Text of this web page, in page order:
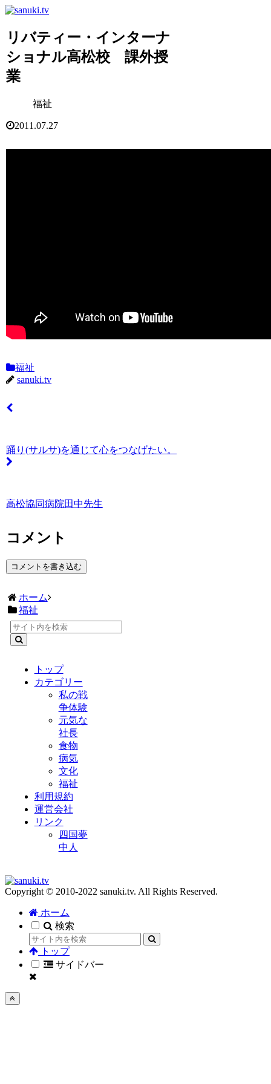
リバティー・インターナ
ショナル高松校 課外授
業
福祉
2011.07.27
福祉
sanuki.tv
踊り(サルサ)を通じて心をつなげたい。
高松協同病院田中先生
コメント
コメントを書き込む
ホーム
福祉
トップ
カテゴリー
私の戦
争体験
元気な
社長
食物
病気
文化
福祉
利用規約
運営会社
リンク
四国夢
中人
Copyright © 2010-2022 sanuki.tv. All Rights Reserved.
ホーム
検索
トップ
サイドバー